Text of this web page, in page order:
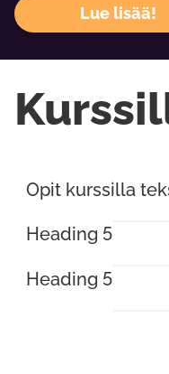
Lue lisää!
Opit kurssilla
Heading 5
Heading 5